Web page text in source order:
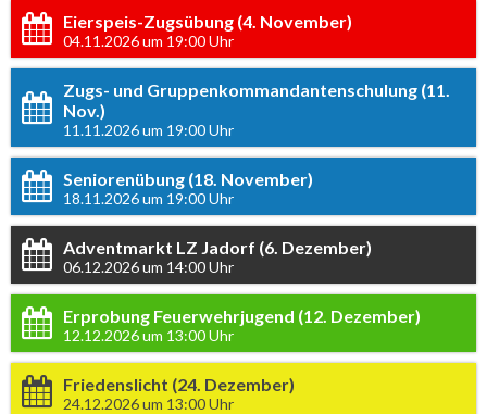
Eierspeis-Zugsübung (4. November)
04.11.2026 um 19:00 Uhr
Zugs- und Gruppenkommandantenschulung (11.
Nov.)
11.11.2026 um 19:00 Uhr
Seniorenübung (18. November)
18.11.2026 um 19:00 Uhr
Adventmarkt LZ Jadorf (6. Dezember)
06.12.2026 um 14:00 Uhr
Erprobung Feuerwehrjugend (12. Dezember)
12.12.2026 um 13:00 Uhr
Friedenslicht (24. Dezember)
24.12.2026 um 13:00 Uhr